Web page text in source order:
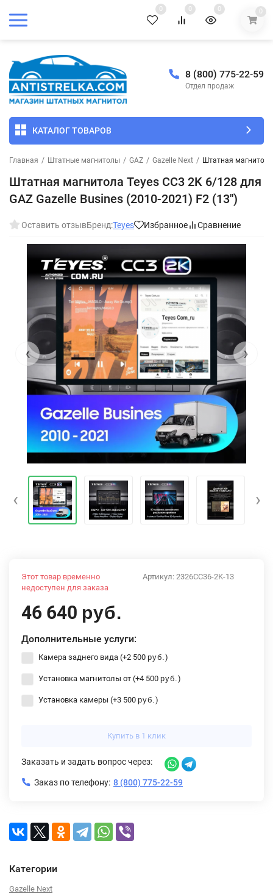
0 0 0 0
8 (800) 775-22-59
Отдел продаж
КАТАЛОГ ТОВАРОВ
Главная / Штатные магнитолы / GAZ / Gazelle Next / Штатная
Штатная магнитола Teyes CC3 2K 6/128 для
GAZ Gazelle Busines (2010-2021) F2 (13")
Оставить отзывБренд:Teyes Избранное Сравнение
‹ ›
‹ ›
Артикул: 2326CC36-2K-13
Этот товар временно
недоступен для заказа
46 640 руб.
Дополнительные услуги:
Камера заднего вида (+2 500 руб. )
Установка магнитолы от (+4 500 руб. )
Установка камеры (+3 500 руб. )
Купить в 1 клик
Заказать и задать вопрос через:
Заказ по телефону: 8 (800) 775-22-59
Категории
Gazelle Next